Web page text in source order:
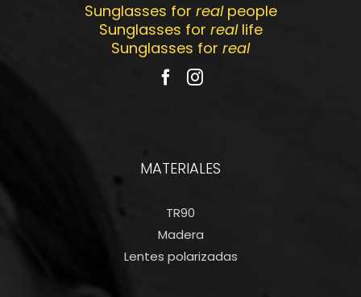
Sunglasses for realpeople
Sunglasses for reallife
Sunglasses for real
MATERIALES
TR90
Madera
Lentes polarizadas